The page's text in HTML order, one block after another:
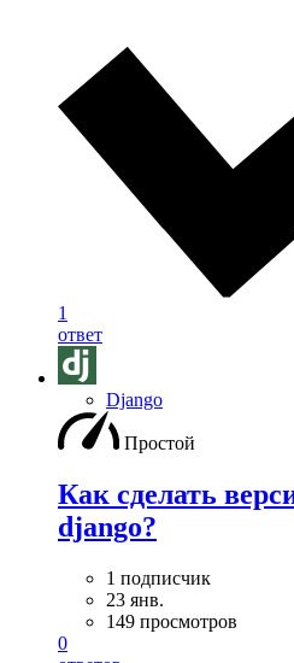
1
ответ
Django
Простой
Как сделать
django?
1 подписчик
23 янв.
149 просмотров
0